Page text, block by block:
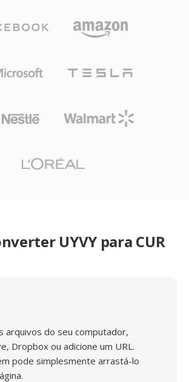
UYVY para CUR
arquivos do seu computador,
Dropbox ou adicione um URL.
pode simplesmente arrastá-lo